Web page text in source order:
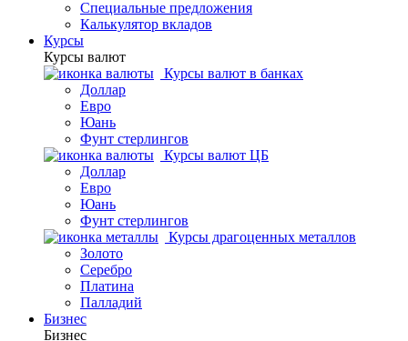
Специальные предложения
Калькулятор вкладов
Курсы
Курсы валют
Курсы валют в банках
Доллар
Евро
Юань
Фунт стерлингов
Курсы валют ЦБ
Доллар
Евро
Юань
Фунт стерлингов
Курсы драгоценных металлов
Золото
Серебро
Платина
Палладий
Бизнес
Бизнес